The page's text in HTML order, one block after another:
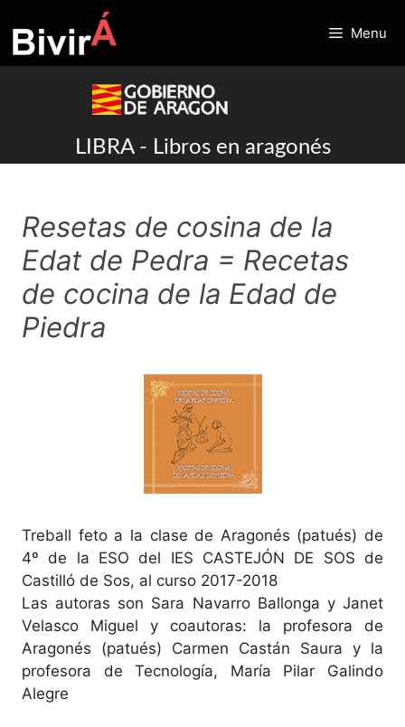
to
content
Menu
LIBRA - Libros en aragonés
Resetas de cosina de la
Edat de Pedra = Recetas
de cocina de la Edad de
Piedra
Treball feto a la clase de Aragonés (patués) de
4º de la ESO del IES CASTEJÓN DE SOS de
Castilló de Sos, al curso 2017-2018
Las autoras son Sara Navarro Ballonga y Janet
Velasco Miguel y coautoras: la profesora de
Aragonés (patués) Carmen Castán Saura y la
profesora de Tecnología, María Pilar Galindo
Alegre